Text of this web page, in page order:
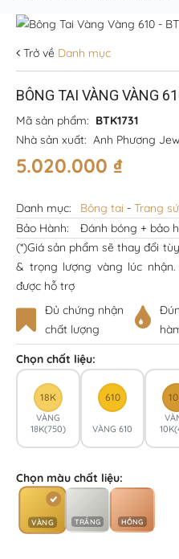
Trở về Danh mục
BÔNG TAI VÀNG VÀNG
Mã sản phẩm: BTK1731
Nhà sản xuất: Anh Phương
5.020.000 ₫
Danh mục: Bông tai - Trang
Bảo Hành:
Đánh bóng + bảo
(*)Giá sản phẩm sẽ thay đổi
& trọng lượng vàng lúc
được hỗ trợ
Đủ chứng nhận
chất lượng
Chọn chất liệu:
18K
VÀNG
18K(750)
610
VÀNG 610
Chọn màu chất liệu:
VÀNG TRẮNG HỒNG